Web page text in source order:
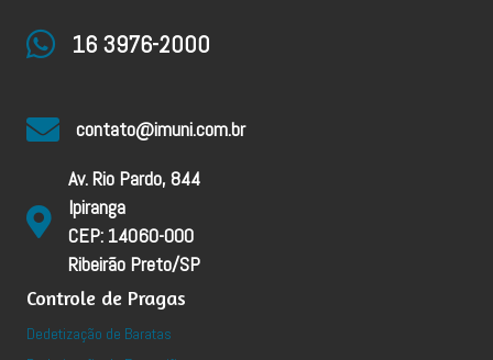
16 3976-2000
contato@imuni.com.br
Av. Rio Pardo, 844
Ipiranga
CEP: 14060-000
Ribeirão Preto/SP
Controle de Pragas
Dedetização de Baratas